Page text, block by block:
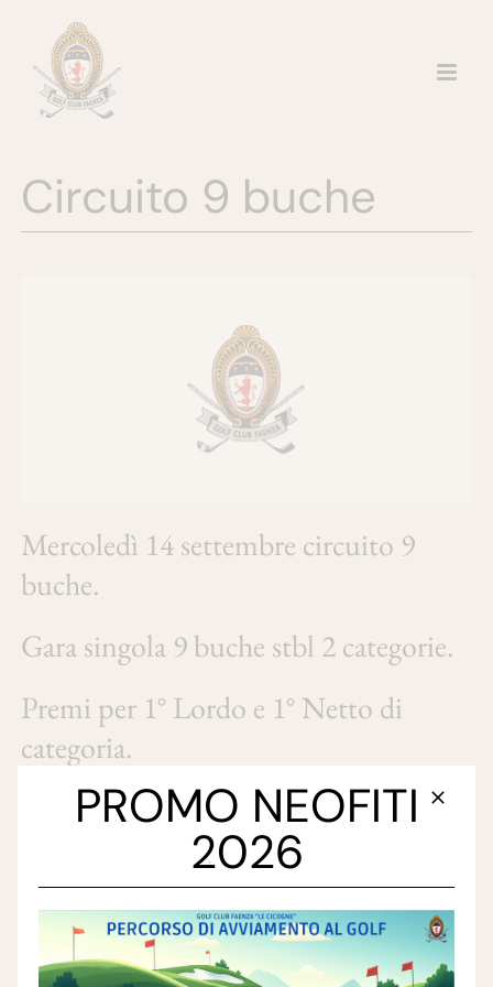
contenuto
Circuito 9 buche
Mercoledì 14 settembre circuito 9
buche.
Gara singola 9 buche stbl 2 categorie.
Premi per 1° Lordo e 1° Netto di
categoria.
PROMO NEOFITI
2026